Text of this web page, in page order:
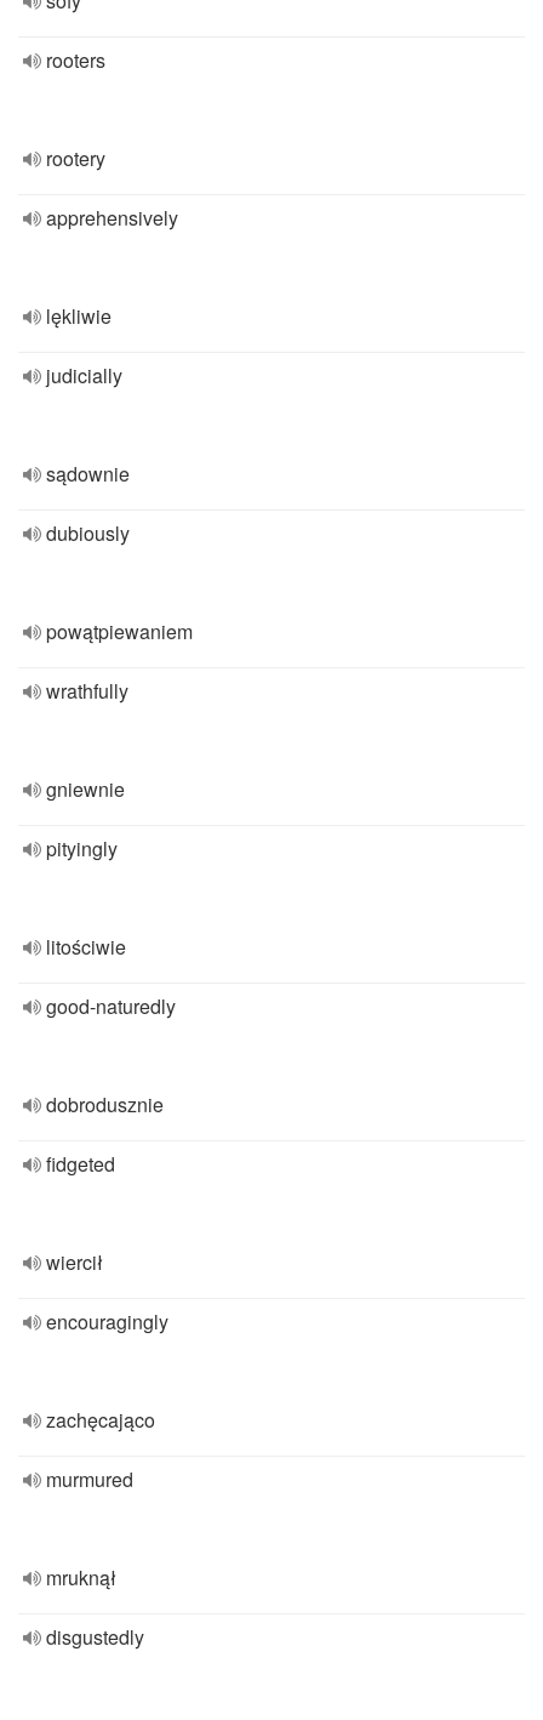
rooters
rootery
apprehensively
lękliwie
judicially
sądownie
dubiously
powątpiewaniem
wrathfully
gniewnie
pityingly
litościwie
good-naturedly
dobrodusznie
fidgeted
wiercił
encouragingly
zachęcająco
murmured
mruknął
disgustedly